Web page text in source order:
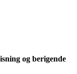
og berigende